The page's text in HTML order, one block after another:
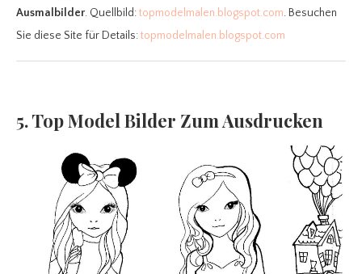
Ausmalbilder. Quellbild:topmodelmalen.blogspot.com. Besuchen
Sie diese Site für Details:topmodelmalen.blogspot.com
5. Top Model Bilder Zum Ausdrucken